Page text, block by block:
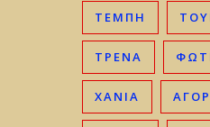
ΤΈΜΠΗ
ΤΡΈΝΑ
ΧΑΝΙΆ